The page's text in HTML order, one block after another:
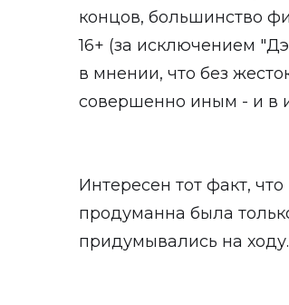
концов, большинство
16+ (за исключением
в мнении, что без
совершенно иным - и в
Интересен тот факт,
продуманна была
придумывались на ходу.